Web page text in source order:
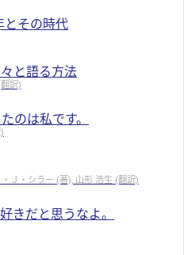
とその時代
と語る方法
訳)
のは私です。
Ｊ・シラー (著), 山形 浩生 (翻訳)
きだと思うなよ。